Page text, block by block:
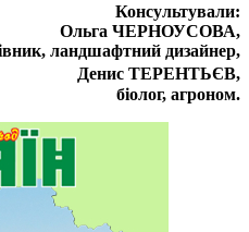
Консультували:
Ольга ЧЕРНОУСОВА,
ландшафтний дизайнер,
Денис ТЕРЕНТЬЄВ,
біолог, агроном.